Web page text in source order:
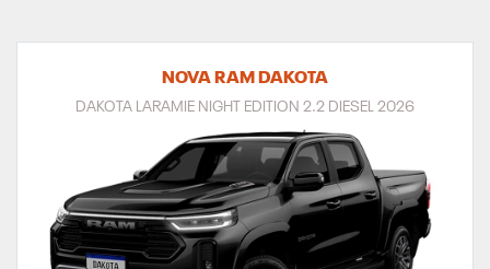
NOVA RAM DAKOTA
DAKOTA LARAMIE NIGHT EDITION 2.2 DIESEL 2026